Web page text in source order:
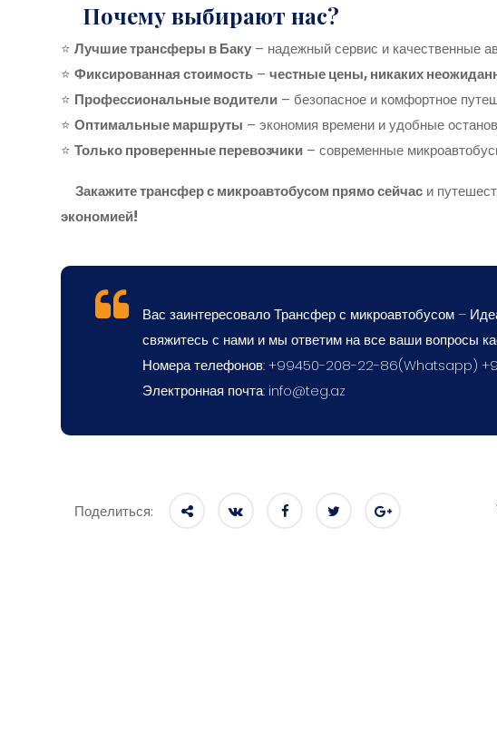
Почему выбирают нас?
⭐ Лучшие трансферы в Баку – надежный сервис и качественные
⭐ Фиксированная стоимость – честные цены, никаких
⭐ Профессиональные водители – безопасное и комфортное
⭐ Оптимальные маршруты – экономия времени и удобные
⭐ Только проверенные перевозчики – современные
Закажите трансфер с микроавтобусом прямо сейчас и
экономией!
Вас заинтересовало Трансфер с микроавтобусом –
свяжитесь с нами и мы ответим на все ваши вопросы
Номера телефонов: +99450-208-22-86(Whatsapp)
Электронная почта: info@teg.az
Поделиться: